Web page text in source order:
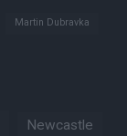
Martin Dubravka
Newcastle